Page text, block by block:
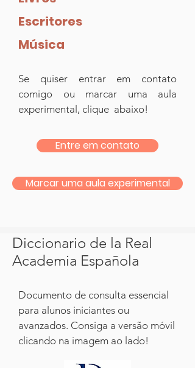
Escritores
Música
Se quiser entrar em contato
comigo ou marcar uma aula
experimental, clique abaixo!
Entre em contato
Marcar uma aula experimental
Diccionario de la Real
Academia Española
Documento de consulta essencial
para alunos iniciantes ou
avanzados. Consiga a versão móvil
clicando na imagem ao lado!